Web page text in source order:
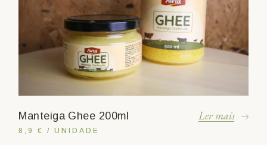
Manteiga Ghee 200ml
8,9 € / UNIDADE
Ler mais